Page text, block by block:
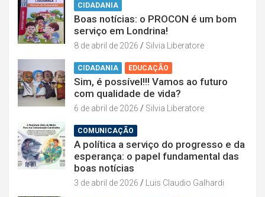
CIDADANIA
Boas notícias: o PROCON é um bom
serviço em Londrina!
8 de abril de 2026 Silvia Liberatore
CIDADANIA EDUCAÇÃO
Sim, é possível!!! Vamos ao futuro
com qualidade de vida?
6 de abril de 2026 Silvia Liberatore
COMUNICAÇÃO
A política a serviço do progresso e da
esperança: o papel fundamental das
boas notícias
3 de abril de 2026 Luis Claudio Galhardi